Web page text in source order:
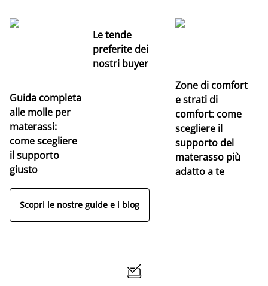
Guida completa
alle molle per
materassi:
come scegliere
il supporto
giusto
Le tende
preferite dei
nostri buyer
Zone di comfort
e strati di
comfort: come
scegliere il
supporto del
materasso più
adatto a te
Scopri le nostre guide e i blog
